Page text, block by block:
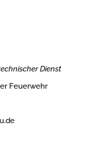
Dienst
Feuerwehr